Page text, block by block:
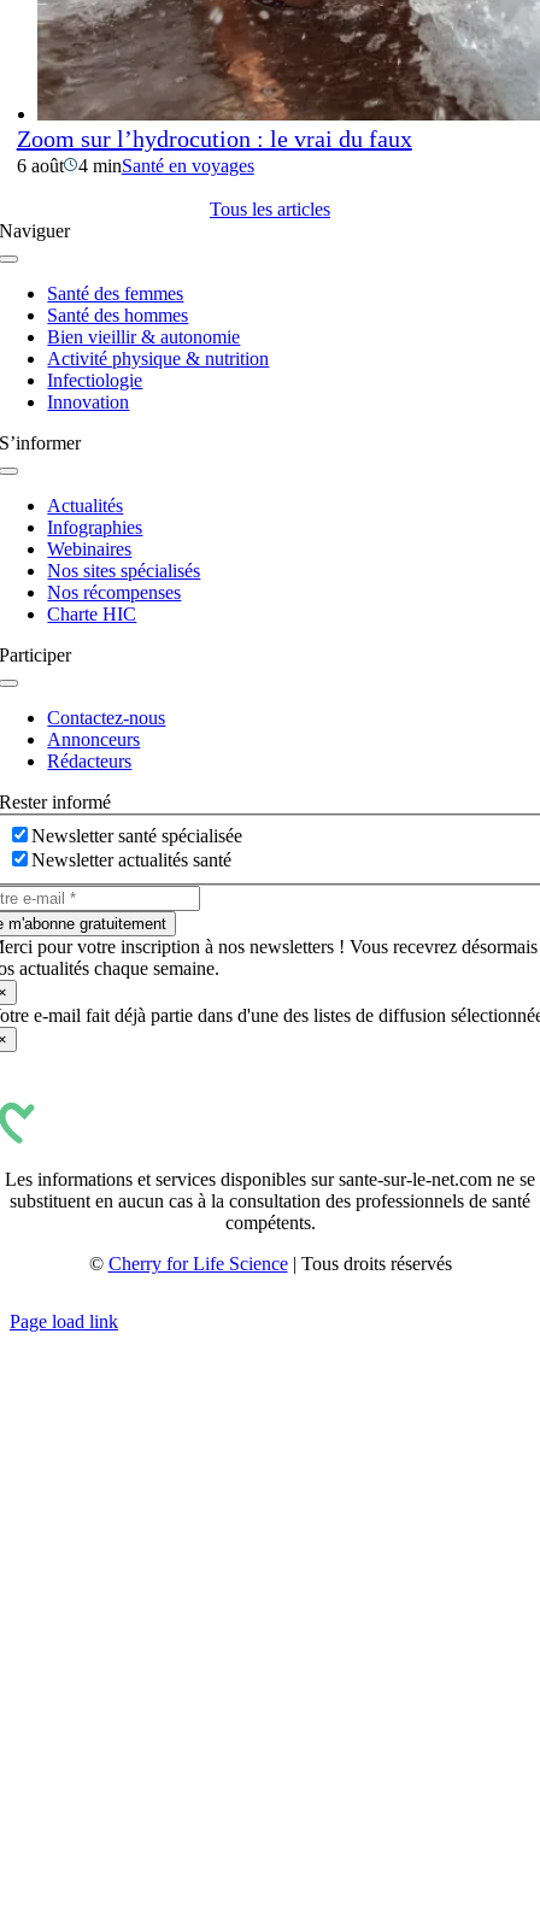
Zoom sur l’hydrocution : le vrai du faux
6 août 4 minSanté en voyages
Tous les articles
Naviguer
Navigation
basculeSanté des femmes
Santé des hommes
Bien vieillir & autonomie
Activité physique & nutrition
Infectiologie
Innovation
S’informer
Navigation
basculeActualités
Infographies
Webinaires
Nos sites spécialisés
Nos récompenses
Charte HIC
Participer
Navigation
basculeContactez-nous
Annonceurs
Rédacteurs
Rester informé
Newsletter santé spécialisée
Newsletter actualités santé
m'abonne gratuitement
pour votre inscription à nos newsletters ! Vous recevrez désormais
actualités chaque semaine.
e-mail fait déjà partie dans d'une des listes de diffusion
Les informations et services disponibles sur sante-sur-le-net.com ne se
substituent en aucun cas à la consultation des professionnels de santé
compétents.
© Cherry for Life Science| Tous droits réservés
Page load link